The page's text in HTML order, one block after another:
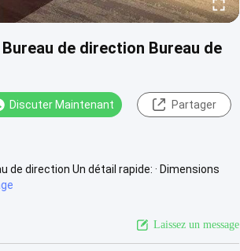
de direction Bureau de
Discuter Maintenant Partager
de direction Un détail rapide: · Dimensions
Laissez un message